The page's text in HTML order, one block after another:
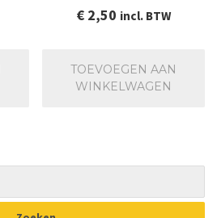
€ 2,50 incl. BTW
TOEVOEGEN AAN
WINKELWAGEN